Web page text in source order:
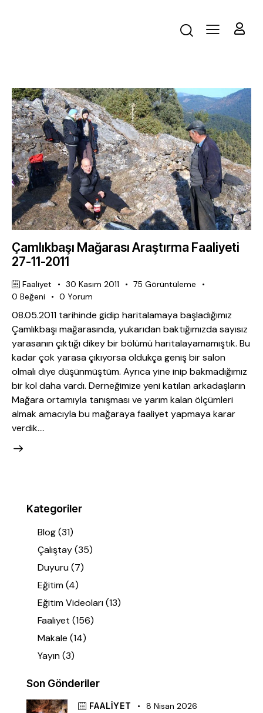
Çamlıkbaşı Mağarası Araştırma Faaliyeti
27-11-2011
Faaliyet 30 Kasım 2011 75 Görüntüleme
0 Beğeni 0 Yorum
08.05.2011 tarihinde gidip haritalamaya başladığımız
Çamlıkbaşı mağarasında, yukarıdan baktığımızda sayısız
yarasanın çıktığı dikey bir bölümü haritalayamamıştık. Bu
kadar çok yarasa çıkıyorsa oldukça geniş bir salon
olmalı diye düşünmüştüm. Ayrıca yine inip bakmadığımız
bir kol daha vardı. Derneğimize yeni katılan arkadaşların
Mağara ortamıyla tanışması ve yarım kalan ölçümleri
almak amacıyla bu mağaraya faaliyet yapmaya karar
verdik.…
Kategoriler
Blog(31)
Çalıştay(35)
Duyuru(7)
Eğitim(4)
Eğitim Videoları(13)
Faaliyet (156)
Makale (14)
Yayın(3)
Son Gönderiler
FAALIYET 8 Nisan 2026